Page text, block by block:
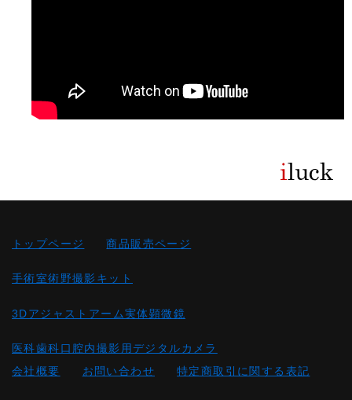
トップページ 商品販売ページ
手術室術野撮影キット
3Dアジャストアーム実体顕微鏡
医科歯科口腔内撮影用デジタルカメラ
会社概要
お問い合わせ 特定商取引に関する表記